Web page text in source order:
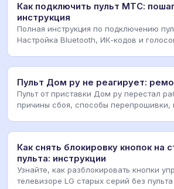
Как подключить пульт МТС:
инструкция
Полная инструкция по подключению
Настройка Bluetooth, ИК-кодов и
Пульт Дом ру не реагирует:
Пульт от приставки Дом ру перестал
причины сбоя, способы перепрошивки,
Как снять блокировку кнопок на
пульта: инструкции
Узнайте, как разблокировать кнопки
телевизоре LG старых серий без